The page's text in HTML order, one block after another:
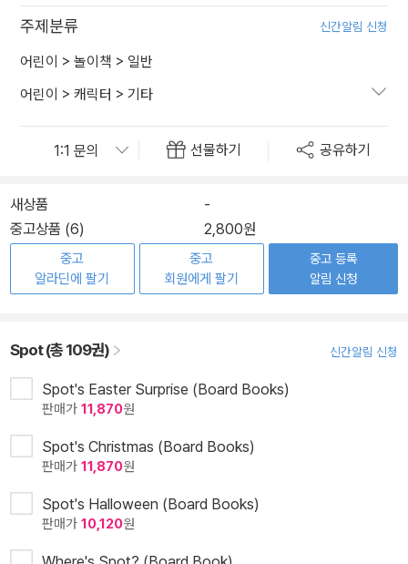
주제분류 신간알림 신청
어린이 > 놀이책 > 일반
어린이 > 캐릭터 > 기타
선물하기 공유하기
새상품
-
중고상품 (6)
2,800원
중고
알라딘에 팔기
중고
회원에게 팔기
중고 등록
알림 신청
Spot (총 109권) 신간알림 신청
Spot's Easter Surprise (Board Books)
판매가 11,870원
Spot's Christmas (Board Books)
판매가 11,870원
Spot's Halloween (Board Books)
판매가 10,120원